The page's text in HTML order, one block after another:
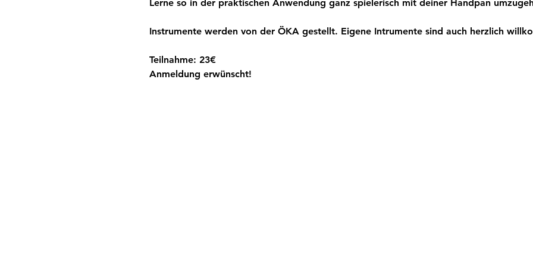
Lerne so in der praktischen Anwendung ganz spielerisch mit deiner Handpan
Instrumente werden von der ÖKA gestellt. Eigene Intrumente sind auch herzlich
Teilnahme: 23€
Anmeldung erwünscht!